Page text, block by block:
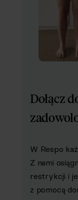
Dołącz
W Respo
Z nami
restrykcji i
z pomocą